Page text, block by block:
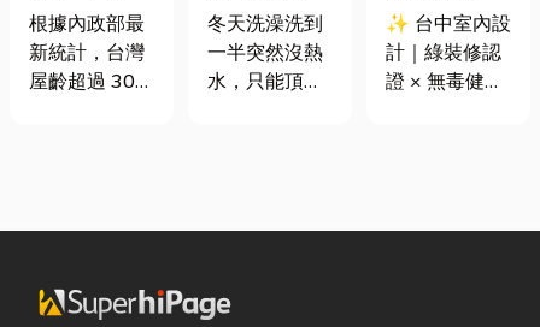
門卡住、大門
下垂怎麼辦？
維修費用與不
根據內政部最
新統計，台灣
屋齡超過 30
疲勞與結構鏽
明顯。許多屋
主每天回家開
是什麼、費用
怎麼算？家庭
能源選擇與配
冬天洗澡洗到
一半突然沒熱
水，只能頂著
共同噩夢。隨
越多屋主在老
證 × 無毒健康
建材，打造安
全、舒適又有
✨ 台中室內設
計｜綠裝修認
證 × 無毒健康
其實一間專業